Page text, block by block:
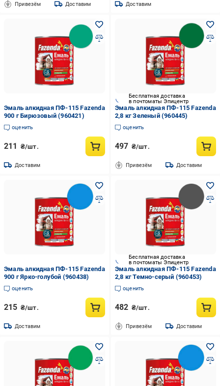
Привезём Доставим Доставим
Эмаль алкидная ПФ-115 Fazenda
900 г Бирюзовый (960421)
оценить
211 ₴/шт.
Доставим
Бесплатная доставка
в почтоматы Эпицентр
Эмаль алкидная ПФ-115 Fazenda
2,8 кг Зеленый (960445)
оценить
497 ₴/шт.
Привезём Доставим
Эмаль алкидная ПФ-115 Fazenda
900 г Ярко-голубой (960438)
оценить
215 ₴/шт.
Доставим
Бесплатная доставка
в почтоматы Эпицентр
Эмаль алкидная ПФ-115 Fazenda
2,8 кг Темно-серый (960453)
оценить
482 ₴/шт.
Привезём Доставим